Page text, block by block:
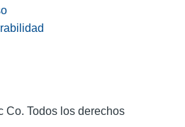
Co. Todos los derechos